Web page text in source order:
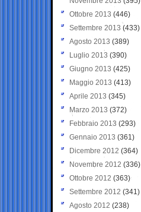
Ottobre 2013 (446)
Settembre 2013 (433)
Agosto 2013 (389)
Luglio 2013 (390)
Giugno 2013 (425)
Maggio 2013 (413)
Aprile 2013 (345)
Marzo 2013 (372)
Febbraio 2013 (293)
Gennaio 2013 (361)
Dicembre 2012 (364)
Novembre 2012 (336)
Ottobre 2012 (363)
Settembre 2012 (341)
Agosto 2012 (238)